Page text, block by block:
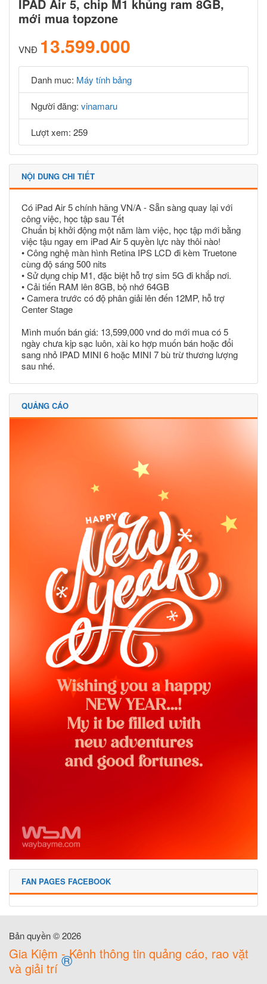
IPAD Air 5, chip M1 khủng ram 8GB,
mới mua topzone
VNĐ 13.599.000
Danh muc: Máy tính bảng
Người đăng: vinamaru
Lượt xem: 259
NỘI DUNG CHI TIẾT
Có iPad Air 5 chính hãng VN/A - Sẵn sàng quay lại với
công việc, học tập sau Tết
Chuẩn bị khởi động một năm làm việc, học tập mới bằng
việc tậu ngay em iPad Air 5 quyền lực này thôi nào!
• Công nghệ màn hình Retina IPS LCD đi kèm Truetone
cùng độ sáng 500 nits
• Sử dụng chip M1, đặc biệt hỗ trợ sim 5G đi khắp nơi.
• Cải tiến RAM lên 8GB, bộ nhớ 64GB
• Camera trước có độ phân giải lên đến 12MP, hỗ trợ
Center Stage
Mình muốn bán giá: 13,599,000 vnd do mới mua có 5
ngày chưa kịp sạc luôn, xài ko hợp muốn bán hoặc đổi
sang nhỏ IPAD MINI 6 hoặc MINI 7 bù trừ thương lượng
sau nhé.
QUẢNG CÁO
FAN PAGES FACEBOOK
Bản quyền © 2026
Gia Kiệm - Kênh thông tin quảng cáo, rao vặt
và giải trí ®